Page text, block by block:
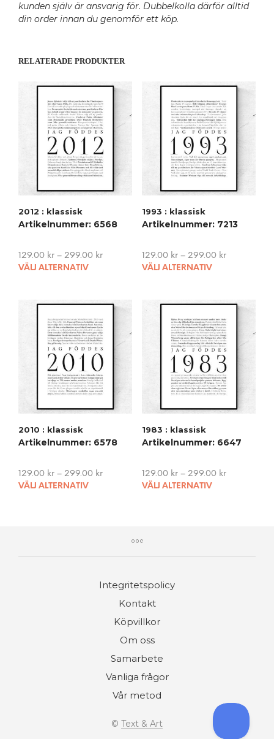
kunden själv är ansvarig för. Dubbelkolla därför alltid
din order innan du genomför ett köp.
RELATERADE PRODUKTER
2012 : klassisk
Artikelnummer: 6568
129.00 kr – 299.00 kr
VÄLJ ALTERNATIV
This
multiple
The
page
1993 : klassisk
Artikelnummer: 7213
129.00 kr– 299.00 kr
VÄLJ ALTERNATIV
The
2010 : klassisk
Artikelnummer: 6578
129.00 kr – 299.00 kr
VÄLJ ALTERNATIV
This
be
chosen
the
product
1983 : klassisk
Artikelnummer: 6647
129.00 kr– 299.00 kr
VÄLJ ALTERNATIV
Integritetspolicy
Kontakt
Köpvillkor
Om oss
Samarbete
Vanliga frågor
Vår metod
© Text & Art